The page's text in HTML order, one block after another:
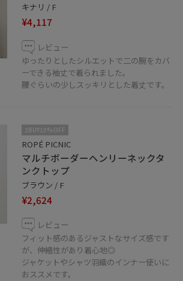
キナリ / F
¥4,117
レビュー
ゆったりとしたシルエットで二の腕をカバ
ーできる袖丈で着られました。
腰ぐらいの少しスッキリとした着丈です。
2BUY10%OFF
ROPÉ PICNIC
マルチボーダーヘンリーネックタ
ンクトップ
ブラウン / F
¥2,624
レビュー
フィット感のあるジャストなサイズ感です
が、伸縮性があり着心地◎
ジャケットやシャツ羽織のインナー使いに
おススメです。